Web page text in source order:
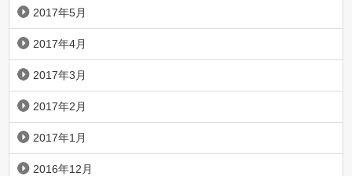
2017年5月
2017年4月
2017年3月
2017年2月
2017年1月
2016年12月